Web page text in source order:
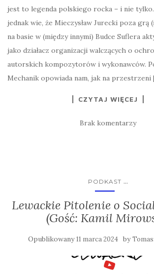
jest to legenda polskiego rocka – i nie
jednak wie, że Mieczysław Jurecki poza grą
na basie w (między innymi) Budce Suflera
jako działacz organizacji walczących o
autorskich kompozytorów i wykonawców.
Mechanik opowiada nam, jak na
CZYTAJ WIĘCEJ
Brak komentarzy
PODKAST ...
Lewackie Pitolenie o
(Gość: Kamil
Opublikowany11 marca 2024 by